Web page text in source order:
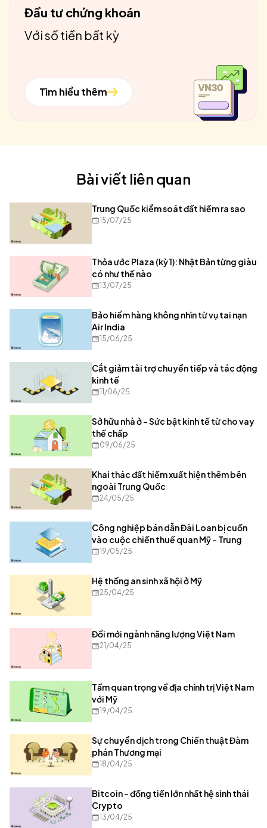
Đầu tư chứng khoán
Với số tiền bất kỳ
Tìm hiểu thêm
Bài viết liên quan
Trung Quốc kiểm soát đất hiếm ra sao
15/07/25
Thỏa ước Plaza (kỳ 1): Nhật Bản từng giàu
có như thế nào
13/07/25
Bảo hiểm hàng không nhìn từ vụ tai nạn
Air India
15/06/25
Cắt giảm tài trợ chuyển tiếp và tác động
kinh tế
11/06/25
Sở hữu nhà ở – Sức bật kinh tế từ cho vay
thế chấp
09/06/25
Khai thác đất hiếm xuất hiện thêm bên
ngoài Trung Quốc
24/05/25
Công nghiệp bán dẫn Đài Loan bị cuốn
vào cuộc chiến thuế quan Mỹ - Trung
19/05/25
Hệ thống an sinh xã hội ở Mỹ
25/04/25
Đổi mới ngành năng lượng Việt Nam
21/04/25
Tầm quan trọng về địa chính trị Việt Nam
với Mỹ
19/04/25
Sự chuyển dịch trong Chiến thuật Đàm
phán Thương mại
18/04/25
Bitcoin - đồng tiền lớn nhất hệ sinh thái
Crypto
13/04/25